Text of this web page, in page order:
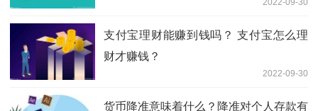
2022-09-30
支付宝理财能赚到钱吗？ 支付宝怎么理
财才赚钱？
2022-09-30
货币降准意味着什么？降准对个人存款有